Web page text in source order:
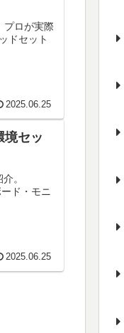
プロが実際
ドセット
2025.06.25
境セッ
。
ド・モニ
2025.06.25